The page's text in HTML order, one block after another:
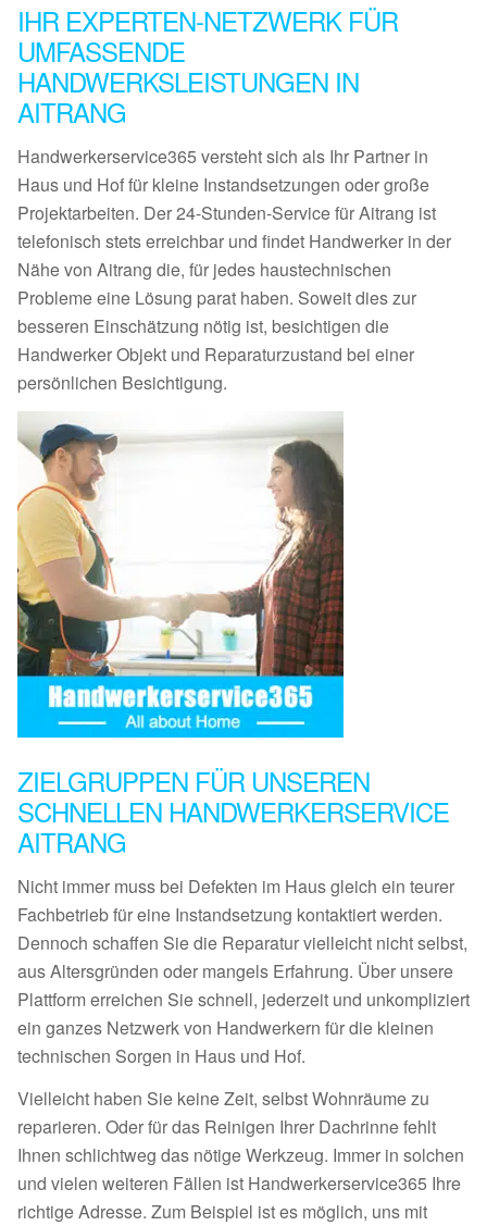
IHR EXPERTEN-NETZWERK FÜR
UMFASSENDE
HANDWERKSLEISTUNGEN IN
AITRANG
Handwerkerservice365 versteht sich als Ihr Partner in
Haus und Hof für kleine Instandsetzungen oder große
Projektarbeiten. Der 24-Stunden-Service für Aitrang ist
telefonisch stets erreichbar und findet Handwerker in der
Nähe von Aitrang die, für jedes haustechnischen
Probleme eine Lösung parat haben. Soweit dies zur
besseren Einschätzung nötig ist, besichtigen die
Handwerker Objekt und Reparaturzustand bei einer
persönlichen Besichtigung.
ZIELGRUPPEN FÜR UNSEREN
SCHNELLEN HANDWERKERSERVICE
AITRANG
Nicht immer muss bei Defekten im Haus gleich ein teurer
Fachbetrieb für eine Instandsetzung kontaktiert werden.
Dennoch schaffen Sie die Reparatur vielleicht nicht selbst,
aus Altersgründen oder mangels Erfahrung. Über unsere
Plattform erreichen Sie schnell, jederzeit und unkompliziert
ein ganzes Netzwerk von Handwerkern für die kleinen
technischen Sorgen in Haus und Hof.
Vielleicht haben Sie keine Zeit, selbst Wohnräume zu
reparieren. Oder für das Reinigen Ihrer Dachrinne fehlt
Ihnen schlichtweg das nötige Werkzeug. Immer in solchen
und vielen weiteren Fällen ist Handwerkerservice365 Ihre
richtige Adresse. Zum Beispiel ist es möglich, uns mit